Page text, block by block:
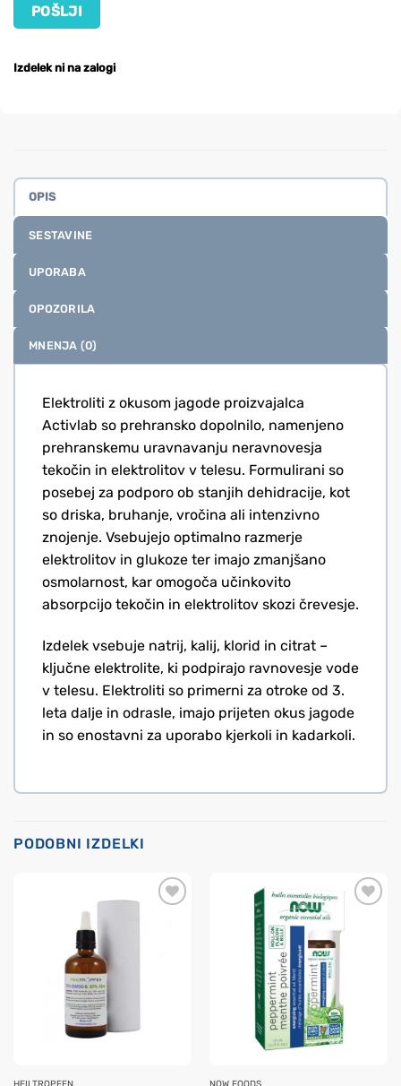
Izdelek ni na zalogi
OPIS
SESTAVINE
UPORABA
OPOZORILA
MNENJA (0)
Elektroliti z okusom jagode proizvajalca
Activlab so prehransko dopolnilo, namenjeno
prehranskemu uravnavanju neravnovesja
tekočin in elektrolitov v telesu. Formulirani so
posebej za podporo ob stanjih dehidracije, kot
so driska, bruhanje, vročina ali intenzivno
znojenje. Vsebujejo optimalno razmerje
elektrolitov in glukoze ter imajo zmanjšano
osmolarnost, kar omogoča učinkovito
absorpcijo tekočin in elektrolitov skozi črevesje.
Izdelek vsebuje natrij, kalij, klorid in citrat –
ključne elektrolite, ki podpirajo ravnovesje vode
v telesu. Elektroliti so primerni za otroke od 3.
leta dalje in odrasle, imajo prijeten okus jagode
in so enostavni za uporabo kjerkoli in kadarkoli.
PODOBNI IZDELKI